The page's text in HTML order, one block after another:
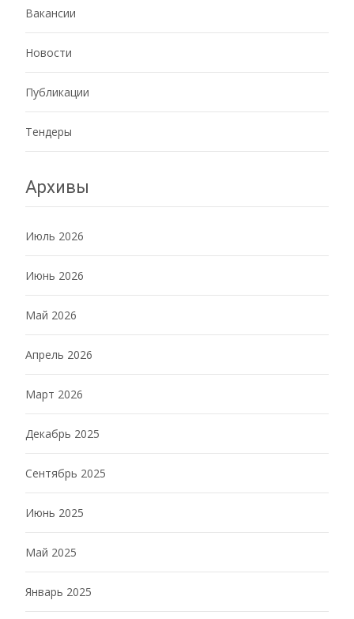
Вакансии
Новости
Публикации
Тендеры
Архивы
Июль 2026
Июнь 2026
Май 2026
Апрель 2026
Март 2026
Декабрь 2025
Сентябрь 2025
Июнь 2025
Май 2025
Январь 2025